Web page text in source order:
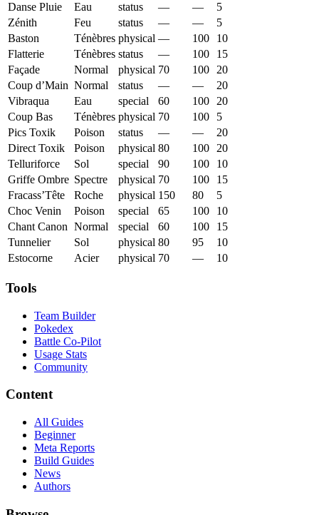
Danse Pluie
Eau status — —
5
Zénith
Feu status — —
5
Baston
Ténèbres physical — 100
10
Flatterie
Ténèbres status — 100
15
Façade
Normal physical 70 100
20
Coup d’Main Normal status — —
20
Vibraqua
Eau special 60 100
20
Coup Bas
Ténèbres physical 70 100
5
Pics Toxik
Poison status — —
20
Direct Toxik
Poison physical 80 100
20
Telluriforce
Sol special 90 100
10
Griffe Ombre Spectre physical 70 100
15
Fracass’Tête
Roche physical 150 80
5
Choc Venin
Poison special 65 100
10
Chant Canon Normal special 60 100
15
Tunnelier
Sol physical 80 95
10
Estocorne
Acier physical 70 — 10
Tools
Team Builder
Pokedex
Battle Co-Pilot
Usage Stats
Community
Content
All Guides
Beginner
Meta Reports
Build Guides
News
Authors